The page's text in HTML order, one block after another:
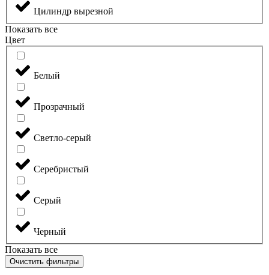
Цилиндр вырезной
Показать все
Цвет
Белый
Прозрачный
Светло-серый
Серебристый
Серый
Черный
Показать все
Очистить фильтры